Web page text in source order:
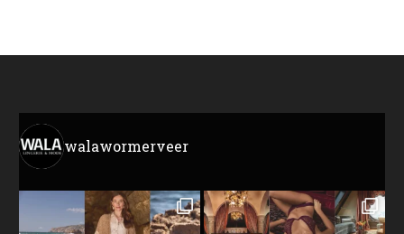
walawormerveer